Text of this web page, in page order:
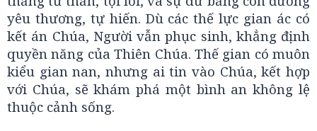
yêu thương, tự hiến. Dù các thế lực gian ác có
kết án Chúa, Người vẫn phục sinh, khẳng định
quyền năng của Thiên Chúa. Thế gian có muôn
kiểu gian nan, nhưng ai tin vào Chúa, kết hợp
với Chúa, sẽ khám phá một bình an không lệ
thuộc cảnh sống.